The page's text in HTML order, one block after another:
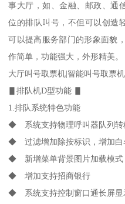
事大厅，如、金融、邮政、通
位的排队叫号，不但可以创造
可以提高服务部门的形象面貌
作简单，功能强大，外形精美。
大厅叫号取票机|智能叫号取票
▋排队机D型功能 ▋
1.排队系统特色功能
◆ 系统支持物理呼叫器队列转
◆ 过滤增加除按标识，增加白
◆ 新增菜单背景图片加载模式
◆ 增加支持招商银行
◆ 系统支持控制窗口通长屏显